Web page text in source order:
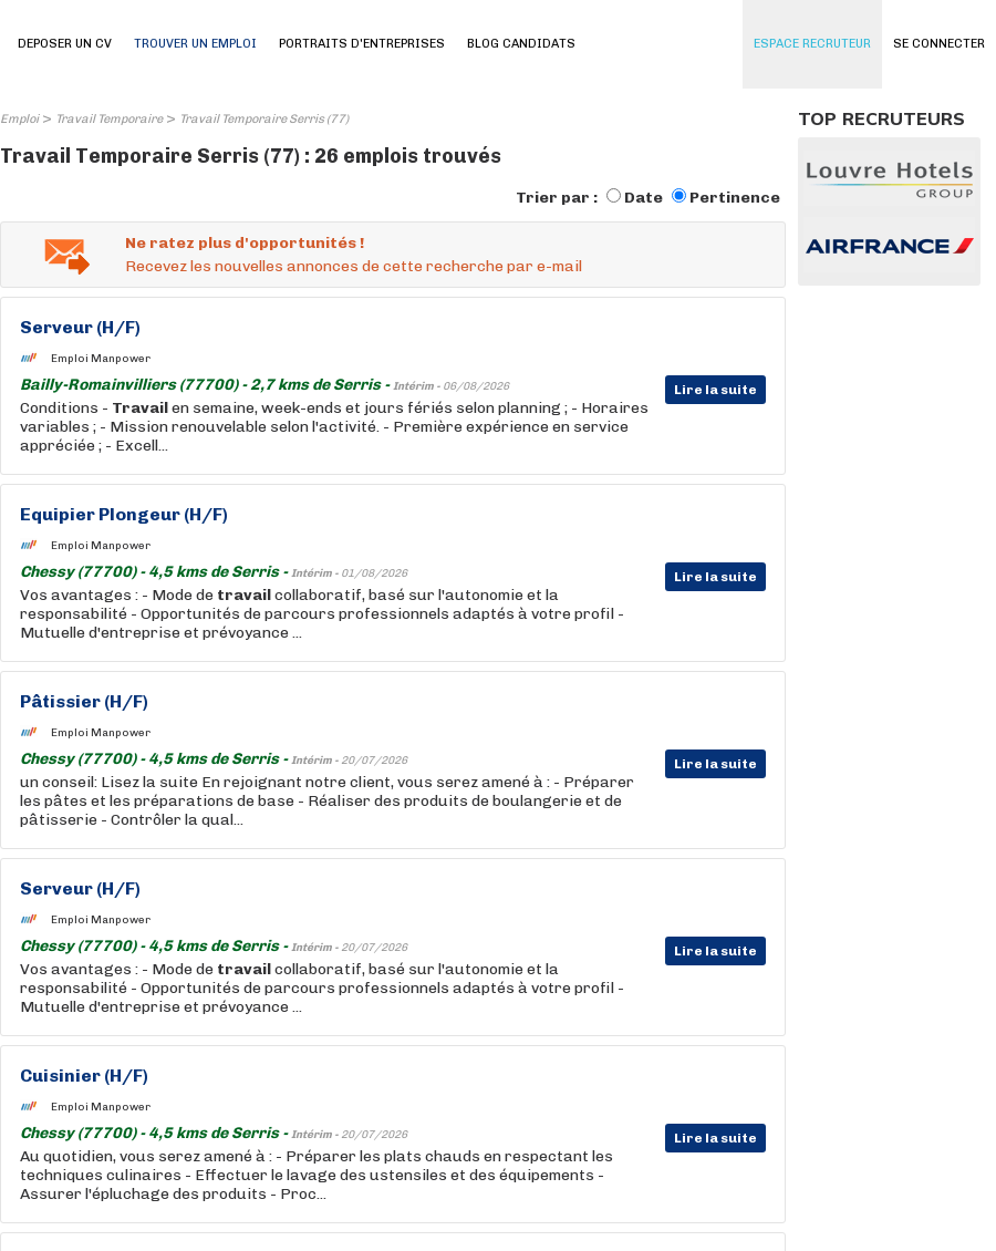
SE CONNECTER
DEPOSER UN CV TROUVER UN EMPLOI PORTRAITS D'ENTREPRISES BLOG CANDIDATS ESPACE RECRUTEUR
Emploi> Travail Temporaire> Travail Temporaire Serris (77)
Travail Temporaire Serris (77) : 26 emplois trouvés
Trier par : Date Pertinence
Ne ratez plus d'opportunités !
Recevez les nouvelles annonces de cette recherche par e-mail
Serveur (H/F)
Emploi Manpower
Bailly-Romainvilliers (77700) - 2,7 kms de Serris -Intérim - 06/08/2026 Lire la suite
Conditions - Travailen semaine, week-ends et jours fériés selon planning ; - Horaires
variables ; - Mission renouvelable selon l'activité. - Première expérience en service
appréciée ; - Excell...
Equipier Plongeur (H/F)
Emploi Manpower
Chessy (77700) - 4,5 kms de Serris -Intérim - 01/08/2026 Lire la suite
Vos avantages : - Mode de travailcollaboratif, basé sur l'autonomie et la
responsabilité - Opportunités de parcours professionnels adaptés à votre profil -
Mutuelle d'entreprise et prévoyance ...
Pâtissier (H/F)
Emploi Manpower
Chessy (77700) - 4,5 kms de Serris -Intérim - 20/07/2026 Lire la suite
un conseil: Lisez la suite En rejoignant notre client, vous serez amené à : - Préparer
les pâtes et les préparations de base - Réaliser des produits de boulangerie et de
pâtisserie - Contrôler la qual...
Serveur (H/F)
Emploi Manpower
Chessy (77700) - 4,5 kms de Serris -Intérim - 20/07/2026 Lire la suite
Vos avantages : - Mode de travailcollaboratif, basé sur l'autonomie et la
responsabilité - Opportunités de parcours professionnels adaptés à votre profil -
Mutuelle d'entreprise et prévoyance ...
Cuisinier (H/F)
Emploi Manpower
Chessy (77700) - 4,5 kms de Serris -Intérim - 20/07/2026 Lire la suite
Au quotidien, vous serez amené à : - Préparer les plats chauds en respectant les
techniques culinaires - Effectuer le lavage des ustensiles et des équipements -
Assurer l'épluchage des produits - Proc...
TOP RECRUTEURS